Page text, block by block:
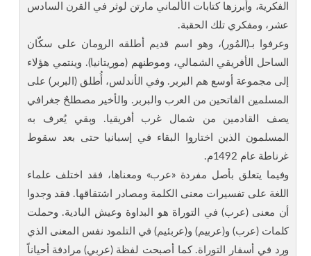
الفكرية، وأبرزها كتابات الألماني مارتن لوثر في القرن السادس
عشر، ومفكري تلك الحقبة.
وعرفوا بـ(المُور)، وهو اسم قديم أطلقه الرومان على سكّان
الساحل الأفريقي الشمالي، وموطنهم (موريتانيا). وينتمي هؤلاء
إلى مجموعة أوسع هم البربر. وفي الأندلس، أُطلق (البربر) على
المسلمين الفاتحين من العرب والبربر. والأخير مصطلحٌ جغرافي
يصف القادمين من شمال غرب أفريقيا. وبقي يُعرف به
المسلمون الذين اختاروا البقاء في إسبانيا حتى بعد سقوط
غرناطة عام 1492م.
وفيما يتعلق بأصل مفردة «عرب» ومعناها، فقد اختلف علماء
اللغة على تفسيرات معنى الكلمة ومصادر اشتقاقها. فقد وجدوا
أن معنى (عرب) في التوراة هو البداوة وعيش البادية. وحملت
كلمات (عرب) و(عربيم) و(عربئيم) في التلمود نفس المعنى الذي
ورد في أسفار التوراة. كما أصبحت لفظة (عربي) مرادفة أحياناً